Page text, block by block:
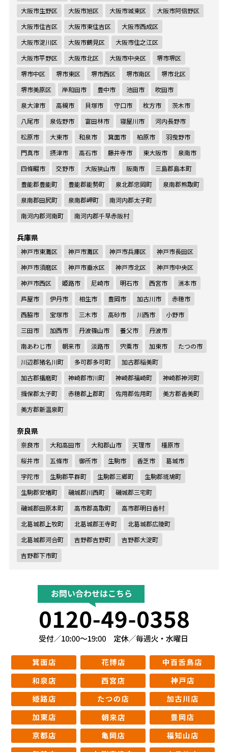
大阪市生野区
大阪市旭区 大阪市城東区
大阪市阿倍野区
大阪市住吉区
大阪市東住吉区
大阪市西成区
大阪市淀川区
大阪市鶴見区
大阪市住之江区
大阪市平野区
大阪市北区 大阪市中央区
堺市堺区
堺市中区
堺市東区 堺市西区 堺市南区
堺市北区
堺市美原区
岸和田市 豊中市 池田市
吹田市
泉大津市
高槻市 貝塚市 守口市 枚方市
茨木市
八尾市
泉佐野市 富田林市 寝屋川市
河内長野市
松原市
大東市 和泉市 箕面市 柏原市
羽曳野市
門真市
摂津市 高石市 藤井寺市 東大阪市
泉南市
四條畷市
交野市 大阪狭山市 阪南市
三島郡島本町
豊能郡豊能町
豊能郡能勢町 泉北郡忠岡町
泉南郡熊取町
泉南郡田尻町
泉南郡岬町
南河内郡太子町
南河内郡河南町
南河内郡千早赤阪村
兵庫県
神戸市東灘区 神戸市灘区 神戸市兵庫区
神戸市長田区
神戸市須磨区
神戸市垂水区 神戸市北区
神戸市中央区
神戸市西区
姫路市 尼崎市 明石市 西宮市
洲本市
芦屋市
伊丹市 相生市 豊岡市 加古川市
赤穂市
西脇市
宝塚市 三木市 高砂市 川西市
小野市
三田市
加西市 丹波篠山市 養父市
丹波市
南あわじ市
朝来市 淡路市 宍粟市 加東市
たつの市
川辺郡猪名川町
多可郡多可町
加古郡稲美町
加古郡播磨町
神崎郡市川町 神崎郡福崎町
神崎郡神河町
揖保郡太子町
赤穂郡上郡町 佐用郡佐用町
美方郡香美町
美方郡新温泉町
奈良県
奈良市 大和高田市 大和郡山市 天理市
橿原市
桜井市
五條市 御所市 生駒市 香芝市
葛城市
宇陀市
生駒郡平群町 生駒郡三郷町
生駒郡斑鳩町
生駒郡安堵町
磯城郡川西町
磯城郡三宅町
磯城郡田原本町
高市郡高取町
高市郡明日香村
北葛城郡上牧町
北葛城郡王寺町
北葛城郡広陵町
北葛城郡河合町
吉野郡吉野町
吉野郡大淀町
吉野郡下市町